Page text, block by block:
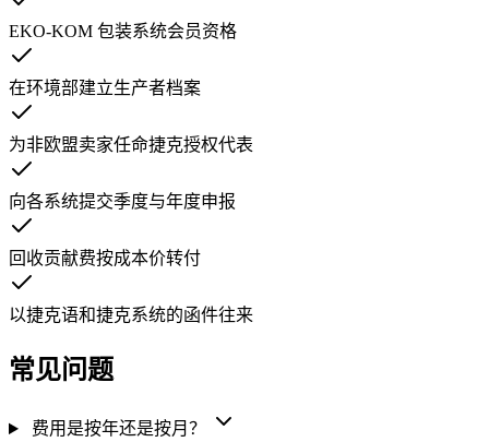
EKO-KOM 包装系统会员资格
在环境部建立生产者档案
为非欧盟卖家任命捷克授权代表
向各系统提交季度与年度申报
回收贡献费按成本价转付
以捷克语和捷克系统的函件往来
常见问题
费用是按年还是按月？